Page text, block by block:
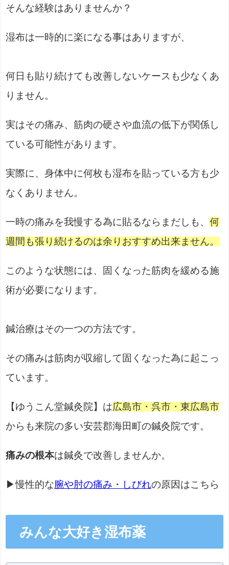
そんな経験はありませんか？
湿布は一時的に楽になる事はありますが、
何日も貼り続けても改善しないケースも少なくあ
りません。
実はその痛み、筋肉の硬さや血流の低下が関係し
ている可能性があります。
実際に、身体中に何枚も湿布を貼っている方も少
なくありません。
一時の痛みを我慢する為に貼るならまだしも、 何
週間も張り続けるのは余りおすすめ出来ません。
このような状態には、固くなった筋肉を緩める施
術が必要になります。
鍼治療はその一つの方法です。
その痛みは筋肉が収縮して固くなった為に起こっ
ています。
【ゆうこん堂鍼灸院】は広島市・呉市・東広島市
からも来院の多い安芸郡海田町の鍼灸院です。
痛みの根本は鍼灸で改善しませんか。
▶慢性的な腕や肘の痛み・しびれの原因はこちら
みんな大好き湿布薬